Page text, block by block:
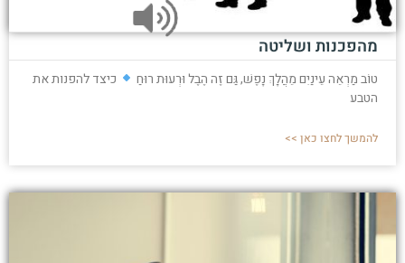
מהפכנות ושליטה
טוֹב מַרְאֵה עֵינַיִם מֵהֲלָךְ נָפֶשׁ, גַּם זֶה הֶבֶל וּרְעוּת רוּחַ
כיצד להפנות את
הטבע
להמשך לחצו כאן >>